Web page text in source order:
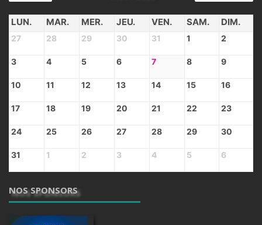
LUN. MAR. MER. JEU. VEN. SAM. DIM.
27 28 29 30 31 1 2
3 4 5 6 7 8 9
10 11 12 13 14 15 16
17 18 19 20 21 22 23
24 25 26 27 28 29 30
31 1 2 3 4 5 6
NOS SPONSORS